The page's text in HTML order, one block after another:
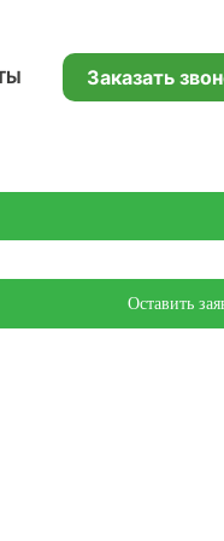
Заказать
Оставить